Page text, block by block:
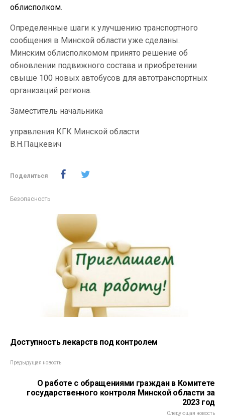
облисполком.
Определенные шаги к улучшению транспортного
сообщения в Минской области уже сделаны.
Минским облисполкомом принято решение об
обновлении подвижного состава и приобретении
свыше 100 новых автобусов для автотранспортных
организаций региона.
Заместитель начальника
управления КГК Минской области
В.Н.Пацкевич
Поделиться
Безопасность
Доступность лекарств под контролем
Предыдущая новость
О работе с обращениями граждан в Комитете
государственного контроля Минской области за
2023 год
Следующая новость